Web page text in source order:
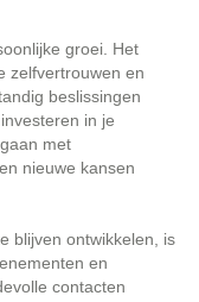
groei. Het
zelfvertrouwen en
beslissingen
in je
met
nieuwe kansen
blijven ontwikkelen, is
en
contacten